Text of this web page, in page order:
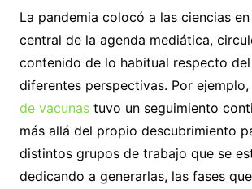
La pandemia colocó a las ciencias
central de la agenda mediática,
contenido de lo habitual respecto
diferentes perspectivas. Por ejemplo,
de vacunastuvo un seguimiento
más allá del propio descubrimiento
distintos grupos de trabajo que se
dedicando a generarlas, las fases